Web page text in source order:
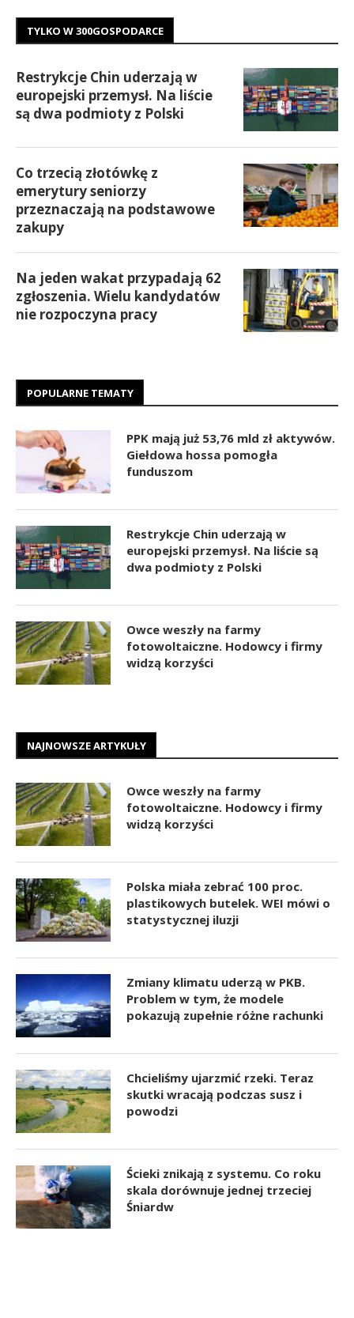
TYLKO W 300GOSPODARCE
Restrykcje Chin uderzają w
europejski przemysł. Na liście
są dwa podmioty z Polski
Co trzecią złotówkę z
emerytury seniorzy
przeznaczają na podstawowe
zakupy
Na jeden wakat przypadają 62
zgłoszenia. Wielu kandydatów
nie rozpoczyna pracy
POPULARNE TEMATY
PPK mają już 53,76 mld zł aktywów.
Giełdowa hossa pomogła
funduszom
Restrykcje Chin uderzają w
europejski przemysł. Na liście są
dwa podmioty z Polski
Owce weszły na farmy
fotowoltaiczne. Hodowcy i firmy
widzą korzyści
NAJNOWSZE ARTYKUŁY
Owce weszły na farmy
fotowoltaiczne. Hodowcy i firmy
widzą korzyści
Polska miała zebrać 100 proc.
plastikowych butelek. WEI mówi o
statystycznej iluzji
Zmiany klimatu uderzą w PKB.
Problem w tym, że modele
pokazują zupełnie różne rachunki
Chcieliśmy ujarzmić rzeki. Teraz
skutki wracają podczas susz i
powodzi
Ścieki znikają z systemu. Co roku
skala dorównuje jednej trzeciej
Śniardw